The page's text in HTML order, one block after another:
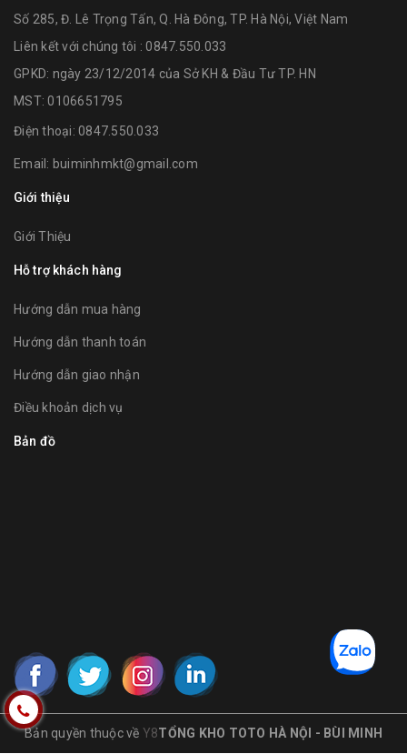
Số 285, Đ. Lê Trọng Tấn, Q. Hà Đông, TP. Hà Nội, Việt Nam
Liên kết với chúng tôi : 0847.550.033
GPKD: ngày 23/12/2014 của Sở KH & Đầu Tư TP. HN
MST: 0106651795
Điện thoại: 0847.550.033
Email: buiminhmkt@gmail.com
Giới thiệu
Giới Thiệu
Hỗ trợ khách hàng
Hướng dẫn mua hàng
Hướng dẫn thanh toán
Hướng dẫn giao nhận
Điều khoản dịch vụ
Bản đồ
Bản quyền thuộc về Y8TỔNG KHO TOTO HÀ NỘI - BÙI MINH